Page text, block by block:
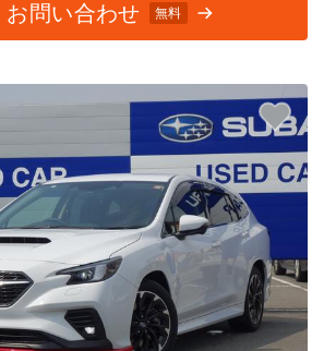
お問い合わせ 無料